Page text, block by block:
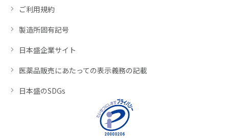
ご利用規約
製造所固有記号
日本盛企業サイト
医薬品販売にあたっての表示義務の記載
日本盛のSDGs